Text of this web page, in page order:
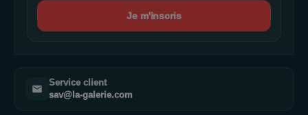
Je m'inscris
Service client
sav@la-galerie.com